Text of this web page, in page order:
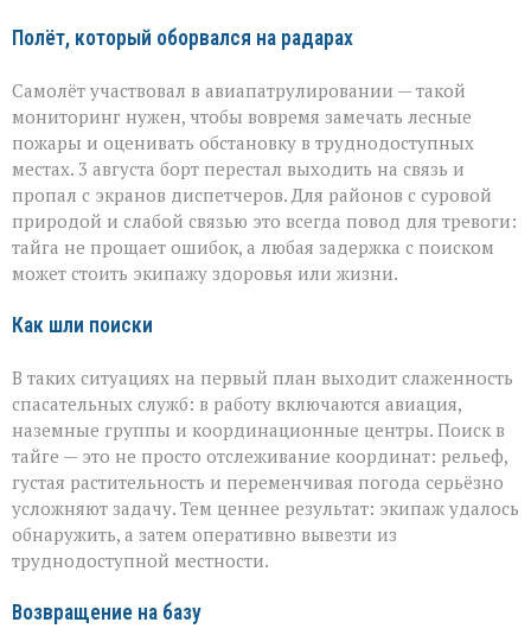
Полёт, который оборвался на радарах
Самолёт участвовал в авиапатрулировании — такой
мониторинг нужен, чтобы вовремя замечать лесные
пожары и оценивать обстановку в труднодоступных
местах. 3 августа борт перестал выходить на связь и
пропал с экранов диспетчеров. Для районов с суровой
природой и слабой связью это всегда повод для тревоги:
тайга не прощает ошибок, а любая задержка с поиском
может стоить экипажу здоровья или жизни.
Как шли поиски
В таких ситуациях на первый план выходит слаженность
спасательных служб: в работу включаются авиация,
наземные группы и координационные центры. Поиск в
тайге — это не просто отслеживание координат: рельеф,
густая растительность и переменчивая погода серьёзно
усложняют задачу. Тем ценнее результат: экипаж удалось
обнаружить, а затем оперативно вывезти из
труднодоступной местности.
Возвращение на базу